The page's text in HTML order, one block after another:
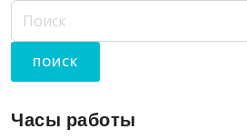
Часы работы